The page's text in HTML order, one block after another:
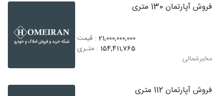
فروش آپارتمان 130 متری
21,000,000,000 : قیمت
154,411,765 : متـری
مخبرشمالی
فروش آپارتمان 112 متری